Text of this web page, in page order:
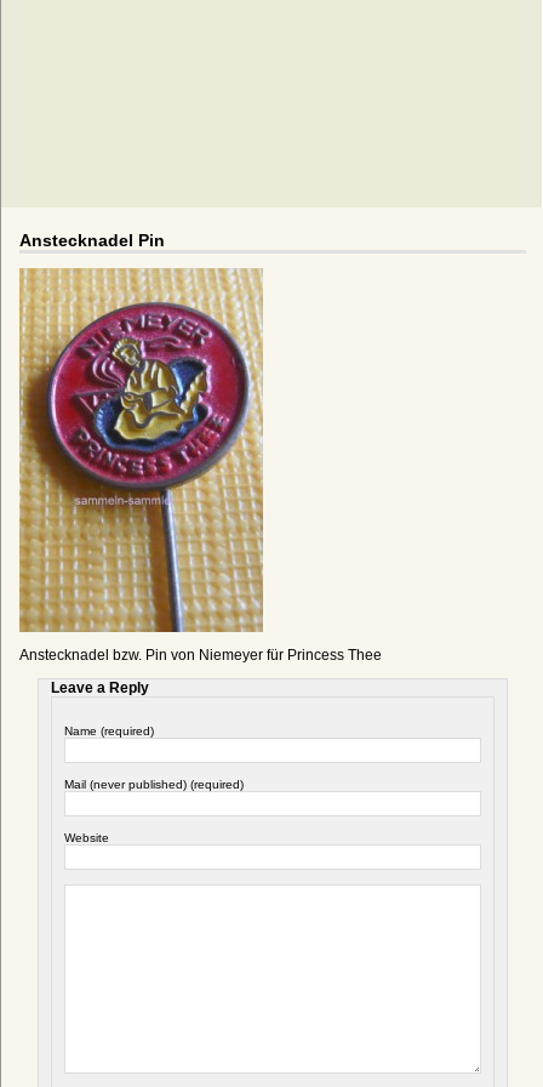
Anstecknadel Pin
Anstecknadel bzw. Pin von Niemeyer für Princess Thee
Leave a Reply
Name (required)
Mail (never published) (required)
Website